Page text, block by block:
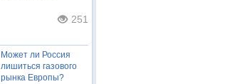
251
Может ли Россия
лишиться газового
рынка Европы?